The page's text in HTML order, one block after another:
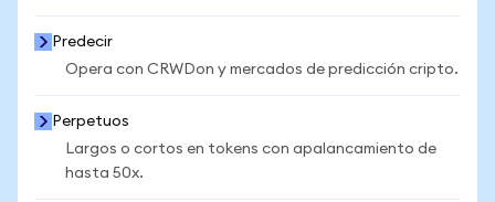
Predecir
Opera con CRWDon y mercados de predicción cripto.
Perpetuos
Largos o cortos en tokens con apalancamiento de
hasta 50x.